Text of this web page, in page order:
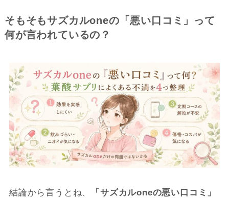
そもそもサズカルoneの「悪い口コミ」って
何が言われているの？
結論から言うとね、
「サズカルoneの悪い口コミ」